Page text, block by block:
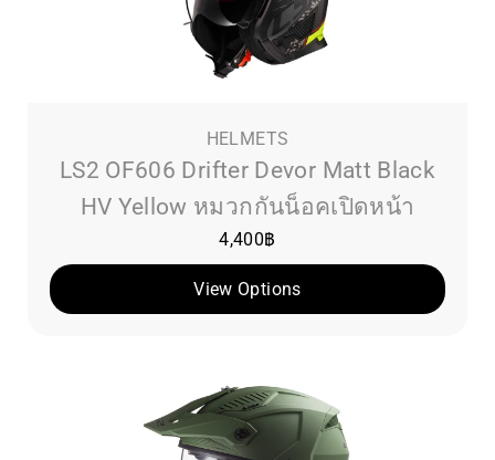
HELMETS
LS2 OF606 Drifter Devor Matt Black
HV Yellow หมวกกันน็อคเปิดหน้า
4,400฿
View Options